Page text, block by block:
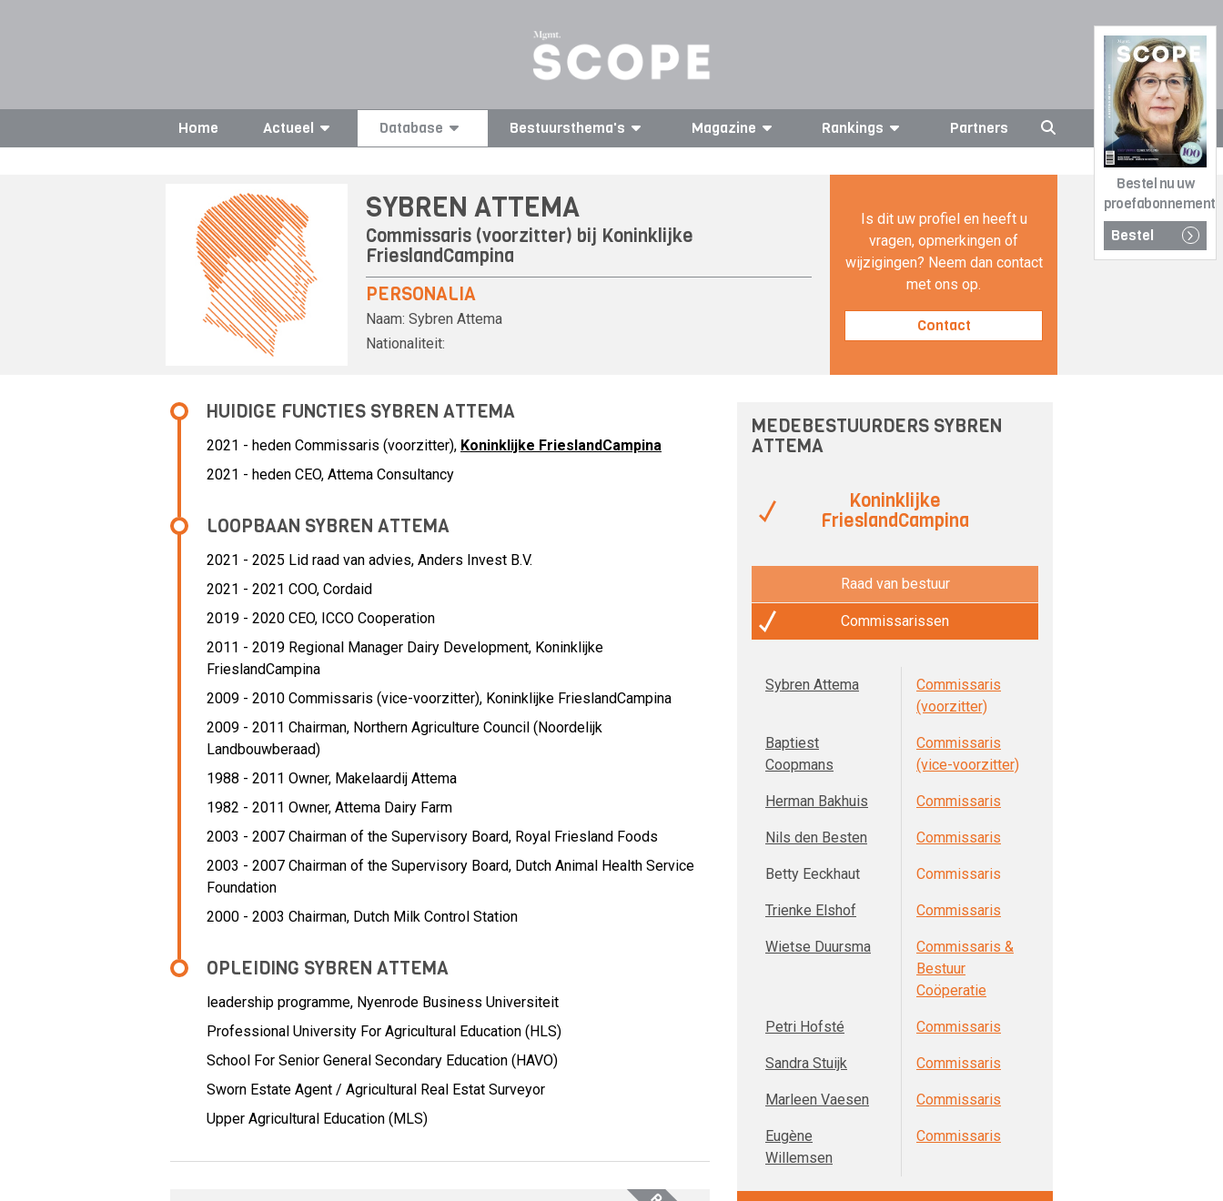
Bestel nu uw
proefabonnement
Bestel
Home Actueel Database Bestuursthema's Magazine Rankings Partners
SYBREN ATTEMA
Commissaris (voorzitter) bij Koninklijke
FrieslandCampina
PERSONALIA
Naam: Sybren Attema
Nationaliteit:
Is dit uw profiel en heeft u
vragen, opmerkingen of
wijzigingen? Neem dan contact
met ons op.
Contact
HUIDIGE FUNCTIES SYBREN ATTEMA
2021 - heden Commissaris (voorzitter), Koninklijke FrieslandCampina
2021 - heden CEO, Attema Consultancy
LOOPBAAN SYBREN ATTEMA
2021 - 2025 Lid raad van advies, Anders Invest B.V.
2021 - 2021 COO, Cordaid
2019 - 2020 CEO, ICCO Cooperation
2011 - 2019 Regional Manager Dairy Development, Koninklijke
FrieslandCampina
2009 - 2010 Commissaris (vice-voorzitter), Koninklijke FrieslandCampina
2009 - 2011 Chairman, Northern Agriculture Council (Noordelijk
Landbouwberaad)
1988 - 2011 Owner, Makelaardij Attema
1982 - 2011 Owner, Attema Dairy Farm
2003 - 2007 Chairman of the Supervisory Board, Royal Friesland Foods
2003 - 2007 Chairman of the Supervisory Board, Dutch Animal Health Service
Foundation
2000 - 2003 Chairman, Dutch Milk Control Station
OPLEIDING SYBREN ATTEMA
leadership programme, Nyenrode Business Universiteit
Professional University For Agricultural Education (HLS)
School For Senior General Secondary Education (HAVO)
Sworn Estate Agent / Agricultural Real Estat Surveyor
Upper Agricultural Education (MLS)
MEDEBESTUURDERS SYBREN
ATTEMA
Koninklijke
FrieslandCampina
Raad van bestuur
Commissarissen
Sybren Attema
Commissaris
(voorzitter)
Baptiest
Coopmans
Commissaris
(vice-voorzitter)
Herman Bakhuis Commissaris
Nils den Besten Commissaris
Betty Eeckhaut Commissaris
Trienke Elshof Commissaris
Wietse Duursma
Commissaris &
Bestuur
Coöperatie
Petri Hofsté Commissaris
Sandra Stuijk Commissaris
Marleen Vaesen Commissaris
Eugène
Willemsen
Commissaris